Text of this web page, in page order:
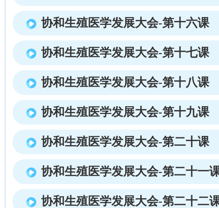
协和生殖医学发展大会-第十六课
协和生殖医学发展大会-第十七课
协和生殖医学发展大会-第十八课
协和生殖医学发展大会-第十九课
协和生殖医学发展大会-第二十课
协和生殖医学发展大会-第二十一
协和生殖医学发展大会-第二十二